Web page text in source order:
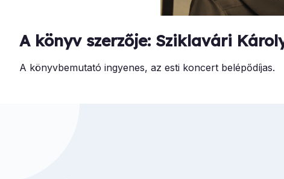
A könyv szerzője: Sziklavári
A könyvbemutató ingyenes, az esti koncert belépődíjas.